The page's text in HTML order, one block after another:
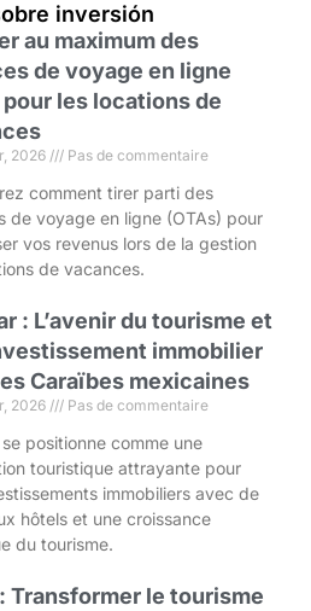
inversión
au maximum des
de voyage en ligne
pour les locations de
2026 Pas de commentaire
comment tirer parti des
de voyage en ligne (OTAs) pour
vos revenus lors de la gestion
de vacances.
: L’avenir du tourisme et
immobilier
Caraïbes mexicaines
2026 Pas de commentaire
positionne comme une
touristique attrayante pour
immobiliers avec de
hôtels et une croissance
du tourisme.
Transformer le tourisme